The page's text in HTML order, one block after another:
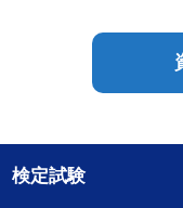
検定試験